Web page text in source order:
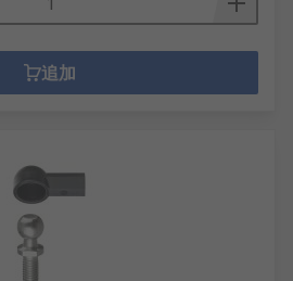
追加